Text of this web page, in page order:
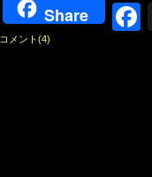
Share
コメント(4)